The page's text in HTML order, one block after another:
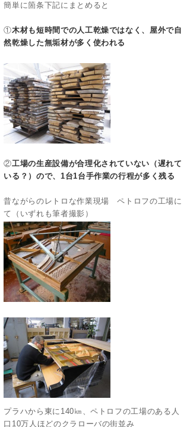
簡単に箇条下記にまとめると
①木材も短時間での人工乾燥ではなく、屋外で自
然乾燥した無垢材が多く使われる
②工場の生産設備が合理化されていない（遅れて
いる？）ので、1台1台手作業の行程が多く残る
昔ながらのレトロな作業現場 ペトロフの工場に
て（いずれも筆者撮影）
プラハから東に140㎞、ペトロフの工場のある人
口10万人ほどのクラローバの街並み